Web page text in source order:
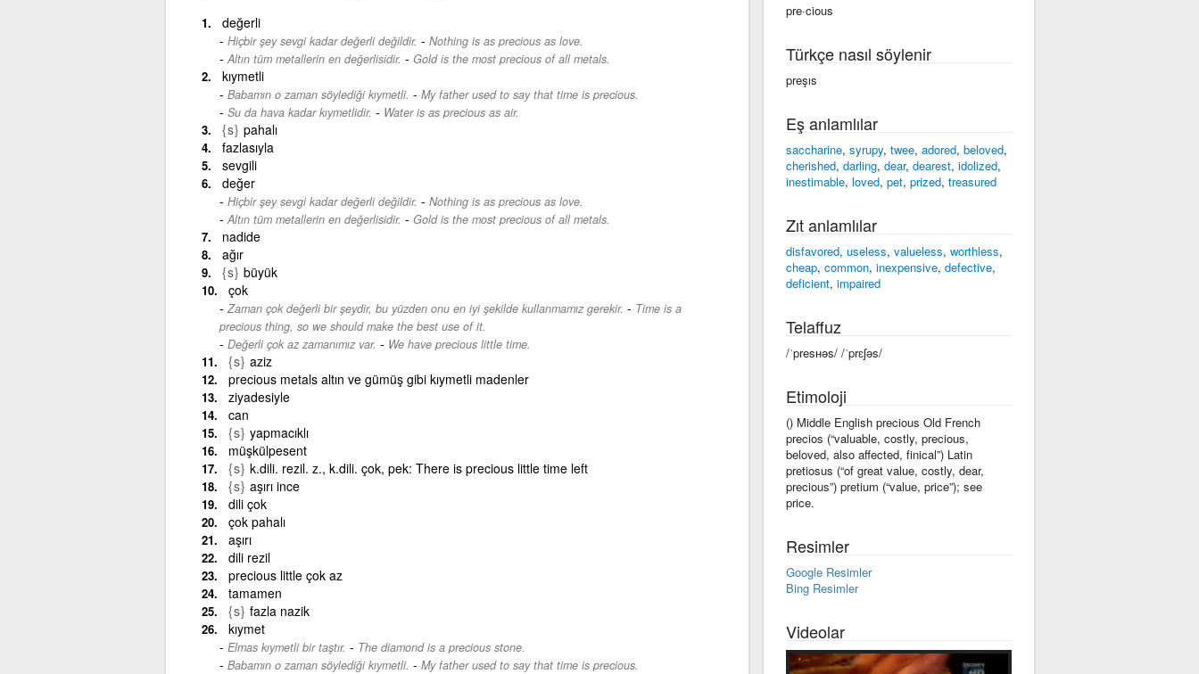
değerli
Hiçbir şey sevgi kadar değerli değildir. - Nothing is as precious as love.
Altın tüm metallerin en değerlisidir. - Gold is the most precious of all metals.
kıymetli
Babamın o zaman söylediği kıymetli. - My father used to say that time is precious.
Su da hava kadar kıymetlidir. - Water is as precious as air.
{s} pahalı
fazlasıyla
sevgili
değer
Hiçbir şey sevgi kadar değerli değildir. - Nothing is as precious as love.
Altın tüm metallerin en değerlisidir. - Gold is the most precious of all metals.
nadide
ağır
{s} büyük
çok
Zaman çok değerli bir şeydir, bu yüzden onu en iyi şekilde kullanmamız gerekir. - Time is a
precious thing, so we should make the best use of it.
Değerli çok az zamanımız var. - We have precious little time.
{s} aziz
precious metals altın ve gümüş gibi kıymetli madenler
ziyadesiyle
can
{s} yapmacıklı
müşkülpesent
{s} k.dili. rezil. z., k.dili. çok, pek: There is precious little time left
{s} aşırı ince
dili çok
çok pahalı
aşırı
dili rezil
precious little çok az
tamamen
{s} fazla nazik
kıymet
Elmas kıymetli bir taştır. - The diamond is a precious stone.
Babamın o zaman söylediği kıymetli. - My father used to say that time is precious.
pre·cious
Türkçe nasıl söylenir
preşıs
Eş anlamlılar
saccharine, syrupy, twee, adored, beloved,
cherished, darling, dear, dearest, idolized,
inestimable, loved, pet, prized, treasured
Zıt anlamlılar
disfavored, useless, valueless, worthless,
cheap, common, inexpensive, defective,
deficient, impaired
Telaffuz
/ˈpresʜəs/ /ˈprɛʃəs/
Etimoloji
() Middle English precious Old French
precios (“valuable, costly, precious,
beloved, also affected, finical”) Latin
pretiosus (“of great value, costly, dear,
precious”) pretium (“value, price”); see
price.
Resimler
Google Resimler
Bing Resimler
Videolar